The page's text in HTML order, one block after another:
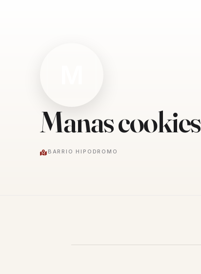
Manas cookies
BARRIO HIPODROMO